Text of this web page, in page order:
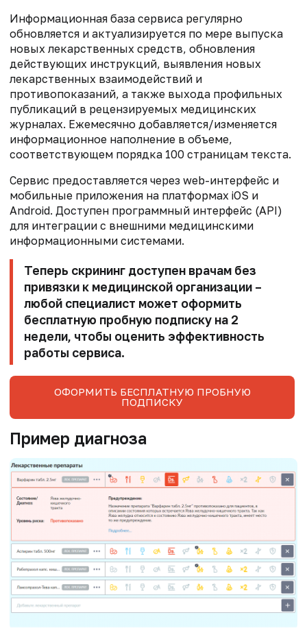
Информационная база сервиса регулярно
обновляется и актуализируется по мере выпуска
новых лекарственных средств, обновления
действующих инструкций, выявления новых
лекарственных взаимодействий и
противопоказаний, а также выхода профильных
публикаций в рецензируемых медицинских
журналах. Ежемесячно добавляется/изменяется
информационное наполнение в объеме,
соответствующем порядка 100 страницам текста.
Сервис предоставляется через web-интерфейс и
мобильные приложения на платформах iOS и
Android. Доступен программный интерфейс (API)
для интеграции с внешними медицинскими
информационными системами.
Теперь скрининг доступен врачам без
привязки к медицинской организации –
любой специалист может оформить
бесплатную пробную подписку на 2
недели, чтобы оценить эффективность
работы сервиса.
ОФОРМИТЬ БЕСПЛАТНУЮ ПРОБНУЮ
ПОДПИСКУ
Пример диагноза